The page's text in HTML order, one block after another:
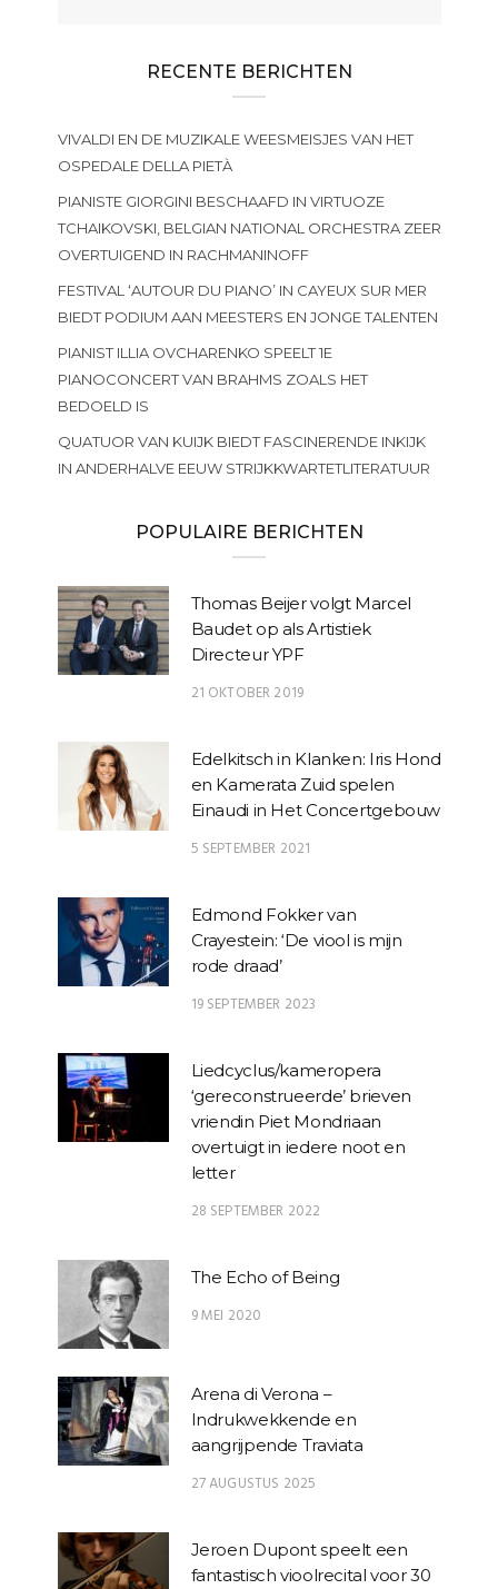
RECENTE BERICHTEN
VIVALDI EN DE MUZIKALE WEESMEISJES VAN HET
OSPEDALE DELLA PIETÀ
PIANISTE GIORGINI BESCHAAFD IN VIRTUOZE
TCHAIKOVSKI, BELGIAN NATIONAL ORCHESTRA ZEER
OVERTUIGEND IN RACHMANINOFF
FESTIVAL ‘AUTOUR DU PIANO’ IN CAYEUX SUR MER
BIEDT PODIUM AAN MEESTERS EN JONGE TALENTEN
PIANIST ILLIA OVCHARENKO SPEELT 1E
PIANOCONCERT VAN BRAHMS ZOALS HET
BEDOELD IS
QUATUOR VAN KUIJK BIEDT FASCINERENDE INKIJK
IN ANDERHALVE EEUW STRIJKKWARTETLITERATUUR
POPULAIRE BERICHTEN
Thomas Beijer volgt Marcel
Baudet op als Artistiek
Directeur YPF
21 OKTOBER 2019
Edelkitsch in Klanken: Iris Hond
en Kamerata Zuid spelen
Einaudi in Het Concertgebouw
5 SEPTEMBER 2021
Edmond Fokker van
Crayestein: ‘De viool is mijn
rode draad’
19 SEPTEMBER 2023
Liedcyclus/kameropera
‘gereconstrueerde’ brieven
vriendin Piet Mondriaan
overtuigt in iedere noot en
letter
28 SEPTEMBER 2022
The Echo of Being
9 MEI 2020
Arena di Verona –
Indrukwekkende en
aangrijpende Traviata
27 AUGUSTUS 2025
Jeroen Dupont speelt een
fantastisch vioolrecital voor 30